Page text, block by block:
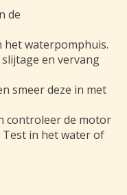
de
het waterpomphuis.
en vervang
smeer deze in met
controleer de motor
in het water of